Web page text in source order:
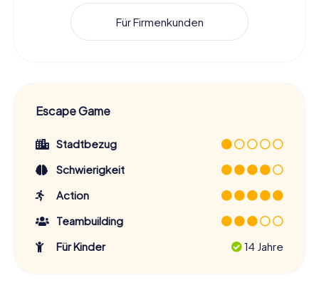
Für Firmenkunden
Escape Game
Stadtbezug
Schwierigkeit
Action
Teambuilding
Für Kinder
14 Jahre